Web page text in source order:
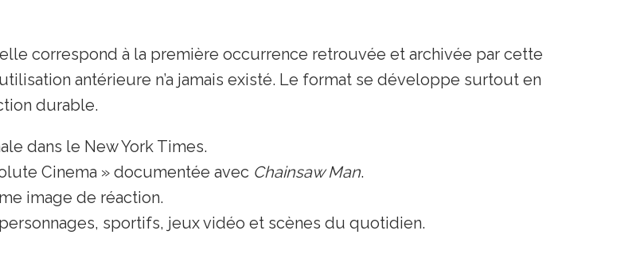
correspond à la première occurrence retrouvée et archivée par cette
antérieure n’a jamais existé. Le format se développe surtout en
durable.
dans le New York Times.
Cinema » documentée avec Chainsaw Man.
image de réaction.
sportifs, jeux vidéo et scènes du quotidien.